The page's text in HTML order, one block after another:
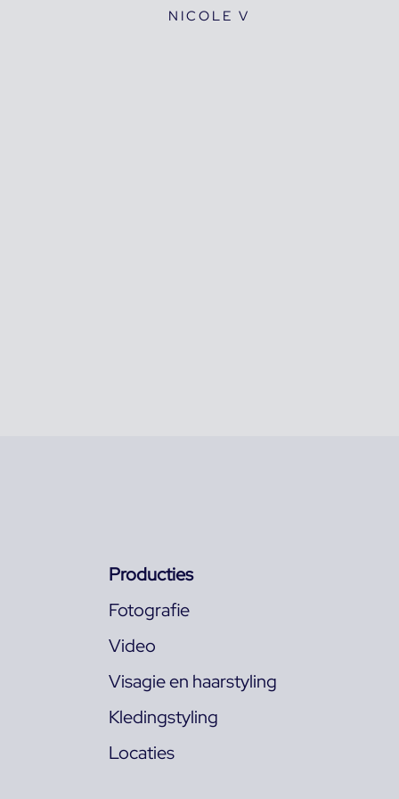
NICOLE V
Producties
Fotografie
Video
Visagie en haarstyling
Kledingstyling
Locaties